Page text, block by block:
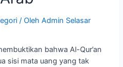
/ OlehAdmin Selasar
bahwa Al-Qur’an
sisi mata uang yang tak